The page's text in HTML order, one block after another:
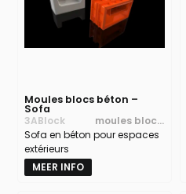
Moules blocs béton –
Sofa
3ABlock
moules blocs
béton
Sofa en béton pour espaces
extérieurs
MEER INFO